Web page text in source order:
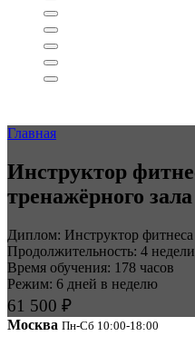
Главная
Инструктор
тренажёрного зала
Диплом: Инструктор фитнеса
Продолжительность: 4 недели
Время обучения: 178 часов
Режим: 6 дней в неделю
61 500 ₽
Москва Пн-Сб 10:00-18:00